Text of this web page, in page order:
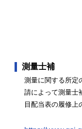
測量士補
測量に関する所定
請によって測量士
目配当表の履修上